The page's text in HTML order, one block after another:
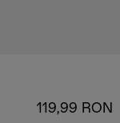
119,99 RON